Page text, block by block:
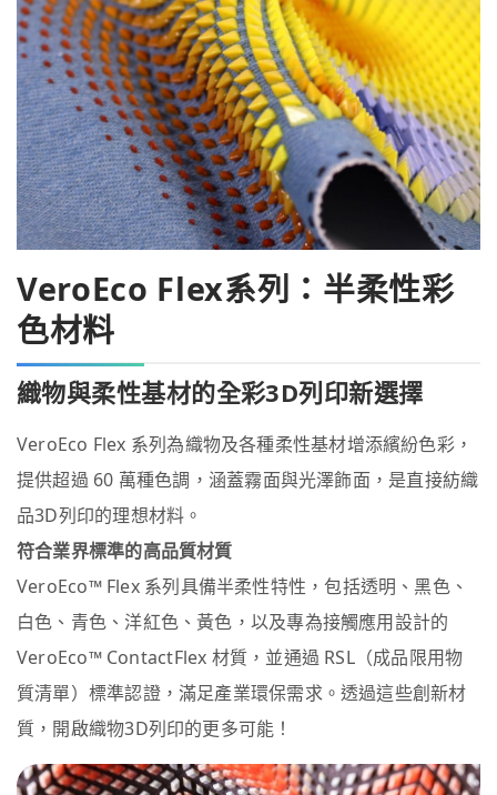
VeroEco Flex系列：半柔性彩
色材料
織物與柔性基材的全彩3D列印新選擇
VeroEco Flex 系列為織物及各種柔性基材增添繽紛色彩，
提供超過 60 萬種色調，涵蓋霧面與光澤飾面，是直接紡織
品3D列印的理想材料。
符合業界標準的高品質材質
VeroEco™ Flex 系列具備半柔性特性，包括透明、黑色、
白色、青色、洋紅色、黃色，以及專為接觸應用設計的
VeroEco™ ContactFlex 材質，並通過 RSL（成品限用物
質清單）標準認證，滿足產業環保需求。透過這些創新材
質，開啟織物3D列印的更多可能！